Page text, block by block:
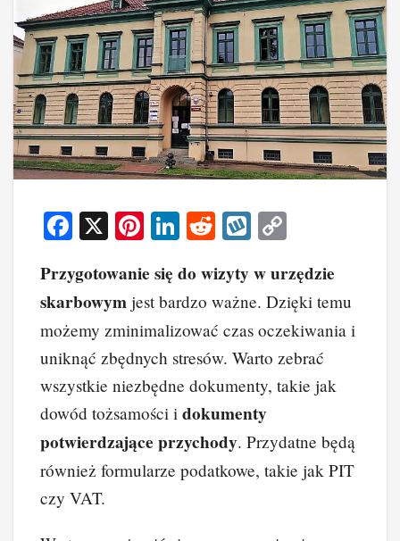
F
c
e
b
o
o
k
X
Pi
er
e
st
Li
k
e
dI
n
R
d
di
t
W
o
p
p
y
Li
n
k
Przygotowanie się do wizyty w urzędzie
skarbowym jest bardzo ważne. Dzięki temu
możemy zminimalizować czas oczekiwania i
uniknąć zbędnych stresów. Warto zebrać
wszystkie niezbędne dokumenty, takie jak
dowód tożsamości i dokumenty
potwierdzające przychody. Przydatne będą
również formularze podatkowe, takie jak PIT
czy VAT.